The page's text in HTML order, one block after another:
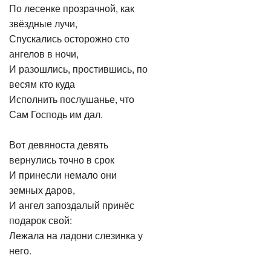
По лесенке прозрачной, как
звёздные лучи,
Спускались осторожно сто
ангелов в ночи,
И разошлись, простившись, по
весям кто куда
Исполнить послушанье, что
Сам Господь им дал.
Вот девяноста девять
вернулись точно в срок
И принесли немало они
земных даров,
И ангел запоздалый принёс
подарок свой:
Лежала на ладони слезинка у
него.